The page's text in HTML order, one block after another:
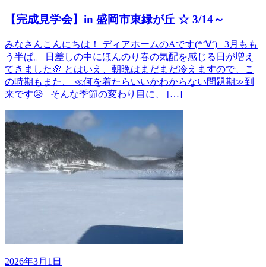
【完成見学会】in 盛岡市東緑が丘 ☆ 3/14～
みなさんこんにちは！ ディアホームのAです(*‘∀‘) 3月もも
う半ば。 日差しの中にほんのり春の気配を感じる日が増え
てきました🌸 とはいえ、朝晩はまだまだ冷えますので、こ
の時期もまた、 ≪何を着たらいいかわからない問題期≫到
来です😥 そんな季節の変わり目に、 […]
2026年3月1日